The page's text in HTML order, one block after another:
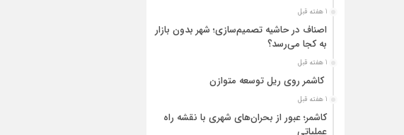
1 هفته قبل
اصناف در حاشیه تصمیم‌سازی؛ شهر بدون بازار
به کجا می‌رسد؟
1 هفته قبل
کاشمر روی ریل توسعه متوازن
1 هفته قبل
کاشمر؛ عبور از بحران‌های شهری با نقشه راه
عملیاتی